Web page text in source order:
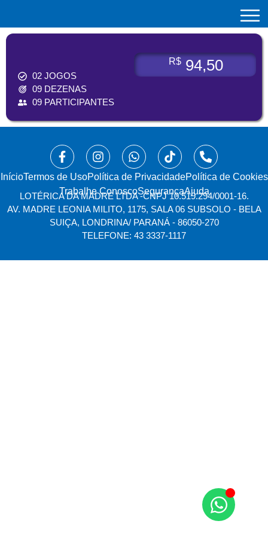
02 JOGOS
09 DEZENAS
09 PARTICIPANTES
R$94,50
Início⁠Termos de UsoPolítica de PrivacidadePolítica de Cookies
Trabalhe ConoscoSegurançaAjuda
LOTÉRICA DA MADRE LTDA -CNPJ 10.519.294/0001-16.
AV. MADRE LEONIA MILITO, 1175, SALA 06 SUBSOLO - BELA
SUIÇA, LONDRINA/ PARANÁ - 86050-270
TELEFONE: 43 3337-1117